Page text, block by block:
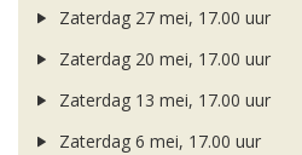
Zaterdag 27 mei, 17.00 uur
Zaterdag 20 mei, 17.00 uur
Zaterdag 13 mei, 17.00 uur
Zaterdag 6 mei, 17.00 uur